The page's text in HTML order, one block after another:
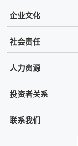
企业文化
社会责任
人力资源
投资者关系
联系我们